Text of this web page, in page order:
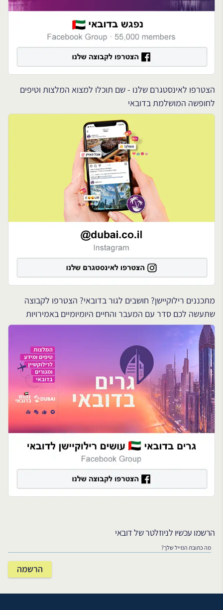
הצטרפו לאינסטגרם שלנו - שם תוכלו למצוא המלצות וטיפים
לחופשה המושלמת בדובאי
מתכננים רילוקיישן? חושבים לגור בדובאי? הצטרפו לקבוצה
שתעשה לכם סדר עם המעבר והחיים היומיומיים באמירויות
הרשמו עכשיו לניוזלטר של דובאי